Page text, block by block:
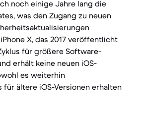
noch einige Jahre lang die
was den Zugang zu neuen
X, das 2017 veröffentlicht
für größere Software-
erhält keine neuen iOS-
es weiterhin
ältere iOS-Versionen erhalten